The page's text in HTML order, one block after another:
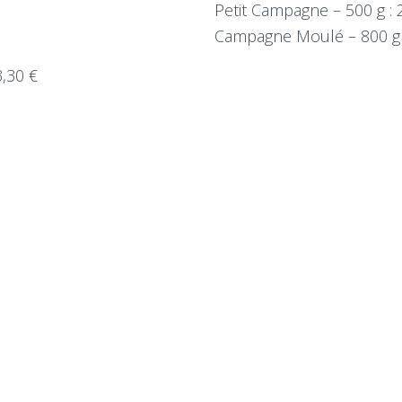
€
Petit Campagne – 500 g :
Campagne Moulé – 800